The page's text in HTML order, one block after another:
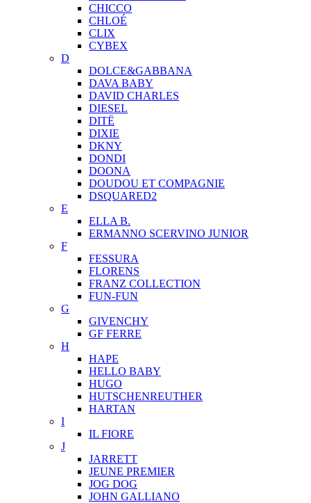
CHICCO
CHLOÉ
CLIX
CYBEX
D
DOLCE&GABBANA
DAVA BABY
DAVID CHARLES
DIESEL
DITЁ
DIXIE
DKNY
DONDI
DOONA
DOUDOU ET COMPAGNIE
DSQUARED2
E
ELLA B.
ERMANNO SCERVINO JUNIOR
F
FESSURA
FLORENS
FRANZ COLLECTION
FUN-FUN
G
GIVENCHY
GF FERRE
H
HAPE
HELLO BABY
HUGO
HUTSCHENREUTHER
HARTAN
I
IL FIORE
J
JARRETT
JEUNE PREMIER
JOG DOG
JOHN GALLIANO